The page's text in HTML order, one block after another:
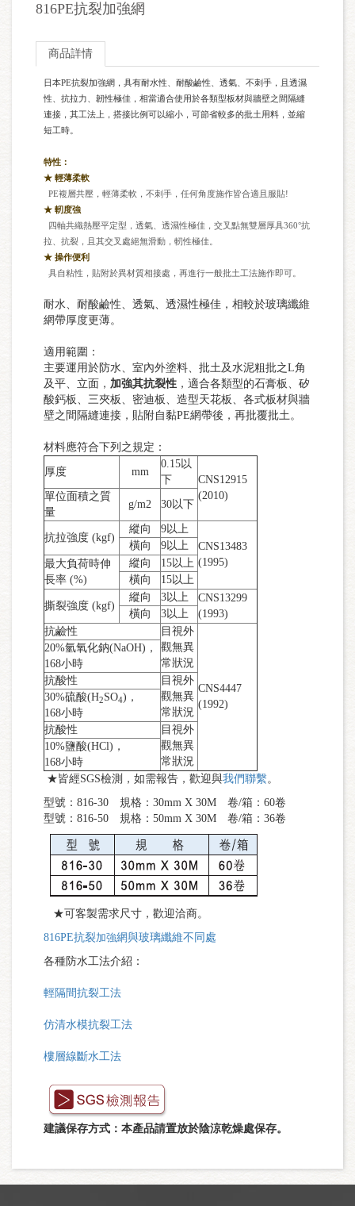
816PE抗裂加強網
商品詳情
日本PE抗裂加強網，具有耐水性、耐酸鹼性、透氣、不刺手，且透濕
性、抗拉力、韌性極佳，相當適合使用於各類型板材與牆壁之間隔縫
連接，其工法上，搭接比例可以縮小，可節省較多的批土用料，並縮
短工時。
特性：
★ 輕薄柔軟
PE複層共壓，輕薄柔軟，不刺手，任何角度施作皆合適且服貼!
★ 軔度強
四軸共織熱壓平定型，透氣、透濕性極佳，交叉點無雙層厚具360°抗
拉、抗裂，且其交叉處絕無滑動，軔性極佳。
★ 操作便利
具自粘性 ，貼附於異材質相接處，再進行一般批土工法施作即可。
耐水、耐酸鹼性、透氣、透濕性極佳，相較於玻璃纖維
網帶厚度更薄。
適用範圍：
主要運用於防水、室內外塗料、批土及水泥粗批之L角
及平、立面， 加強其抗裂性 ，適合各類型的石膏板、矽
酸鈣板、三夾板、密迪板、造型天花板、各式板材與牆
壁之間隔縫連接，貼附自黏PE網帶後，再批覆批土。
材料應符合下列之規定：
厚度 mm
0.15以
下
CNS12915
(2010)
單位面積之質
量
g/m2 30以下
抗拉強度 (kgf)
縱向
9以上
CNS13483
(1995)
橫向
9以上
最大負荷時伸
長率 (%)
縱向
15以上
橫向
15以上
撕裂強度 (kgf)
縱向 3以上
CNS13299
(1993)
橫向
3以上
抗鹼性
目視外
觀無異
常狀況
CNS4447
(1992)
20%氫氧化鈉(NaOH)，
168小時
抗酸性
目視外
觀無異
常狀況
30%硫酸(H2SO4)，
168小時
抗酸性
目視外
觀無異
常狀況
10%鹽酸(HCl)，
168小時
★皆經SGS檢測，如需報告，歡迎與我們聯繫。
型號：816-30 規格：30mm X 30M 卷/箱：60卷
型號：816-50 規格：50mm X 30M 卷/箱：36卷
★可客製需求尺寸，歡迎洽商。
816PE抗裂加強網與玻璃纖維不同處
各種防水工法介紹：
輕隔間抗裂工法
仿清水模抗裂工法
樓層線斷水工法
建議保存方式：本產品請置放於陰涼乾燥處保存。